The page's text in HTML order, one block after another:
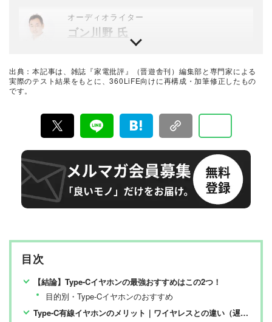
ピーカーによるマルチチャンネル（サラウンド）・サウ
ンド・インスタレーションの制作、録音技術を用いたワ
ークショップ、オーディオ雑誌でのオーディオ評論や執
筆、録音技術関係の書籍の執筆、音楽大学及び美術大学
での指導など、いずれも「音楽」と「オーディオ＝録音
むために、特定の形態に絞られる事なく、あらゆる角度
から携わって活動している。
オーディオライター
ゴン川野 氏
専門分野はオーディオとデジタルカメラ。オーディオは
ルムの現像、プリントから学んだ。自作からハイエンド
まで守備範囲は広く、平面型のスピーカーとヘッドホン
を愛用する。現在は「＠DIME」「ASCII.jp」などでも執
ライター・編集者
モノ系、マネー系の媒体を中心に、編集者・ライターと
して活動。雑誌『家電批評』（晋遊舎）にて、リモート
介護実践記「ウチのおかんがボケちゃいまして Season
2」を連載中。
調理系の専門学校卒業後『MONOQLO』を経験。2020
年末から『家電批評』編集部員に。専門教育を受けた経
験を活かした調理家電はもちろん、ドラム式洗濯機や電
動歯ブラシなどの生活家電のテストに精通している。
家電批評 編集長
月刊誌『家電批評』編集長。PC専門誌出身で、得意ジャ
P!』、TBSラジオ『爆笑問題の日曜サンデー』、YouTub
e『PIVOT 公式チャンネル』などメディア出演も多数。
家電批評編集部
『家電批評』は2009年11月創刊の月刊誌で、毎月3日に
発行している雑誌および家電専門情報を提供するWEBメ
出典：本記事は、雑誌『家電批評』（晋遊舎刊）編集部と専門家による
実際のテスト結果をもとに、360LiFE向けに再構成・加筆修正したもの
です。
目次
【結論】Type-Cイヤホンの最強おすすめはこの2つ！
目的別・Type-Cイヤホンのおすすめ
Type-C有線イヤホンのメリット｜ワイヤレスとの違い（遅延・充電・音質）